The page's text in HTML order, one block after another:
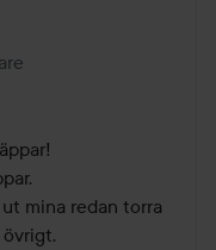
mina redan torra